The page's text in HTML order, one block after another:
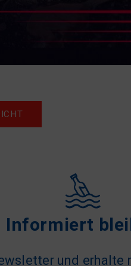
Informiert
und